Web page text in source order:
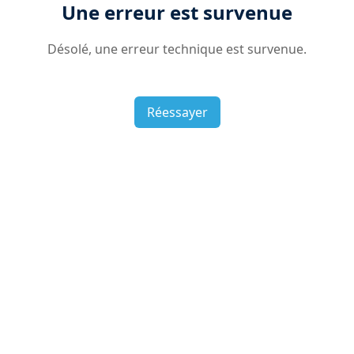
Une erreur est survenue
Désolé, une erreur technique est survenue.
Réessayer